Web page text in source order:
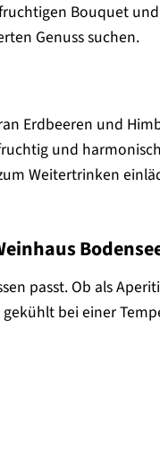
Bouquet
Genuss suchen.
Erdbeeren und
und
Weitertrinken
Bodensee
passt. Ob als
bei einer